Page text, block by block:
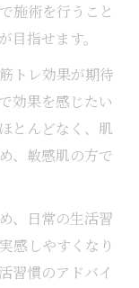
施術を行うこと
指せます。
トレ効果が期待
効果を感じたい
とんどなく、肌
、敏感肌の方で
、日常の生活習
感しやすくなり
習慣のアドバイ